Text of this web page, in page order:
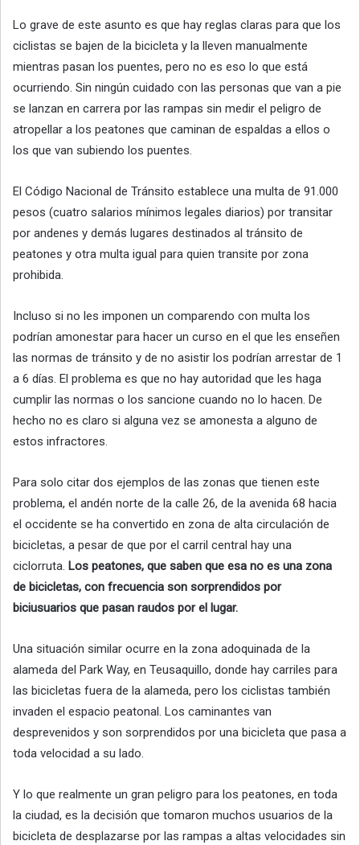
Lo grave de este asunto es que hay reglas claras para que los
ciclistas se bajen de la bicicleta y la lleven manualmente
mientras pasan los puentes, pero no es eso lo que está
ocurriendo. Sin ningún cuidado con las personas que van a pie
se lanzan en carrera por las rampas sin medir el peligro de
atropellar a los peatones que caminan de espaldas a ellos o
los que van subiendo los puentes.
El Código Nacional de Tránsito establece una multa de 91.000
pesos (cuatro salarios mínimos legales diarios) por transitar
por andenes y demás lugares destinados al tránsito de
peatones y otra multa igual para quien transite por zona
prohibida.
Incluso si no les imponen un comparendo con multa los
podrían amonestar para hacer un curso en el que les enseñen
las normas de tránsito y de no asistir los podrían arrestar de 1
a 6 días. El problema es que no hay autoridad que les haga
cumplir las normas o los sancione cuando no lo hacen. De
hecho no es claro si alguna vez se amonesta a alguno de
estos infractores.
Para solo citar dos ejemplos de las zonas que tienen este
problema, el andén norte de la calle 26, de la avenida 68 hacia
el occidente se ha convertido en zona de alta circulación de
bicicletas, a pesar de que por el carril central hay una
ciclorruta. Los peatones, que saben que esa no es una zona
de bicicletas, con frecuencia son sorprendidos por
biciusuarios que pasan raudos por el lugar.
Una situación similar ocurre en la zona adoquinada de la
alameda del Park Way, en Teusaquillo, donde hay carriles para
las bicicletas fuera de la alameda, pero los ciclistas también
invaden el espacio peatonal. Los caminantes van
desprevenidos y son sorprendidos por una bicicleta que pasa a
toda velocidad a su lado.
Y lo que realmente un gran peligro para los peatones, en toda
la ciudad, es la decisión que tomaron muchos usuarios de la
bicicleta de desplazarse por las rampas a altas velocidades sin